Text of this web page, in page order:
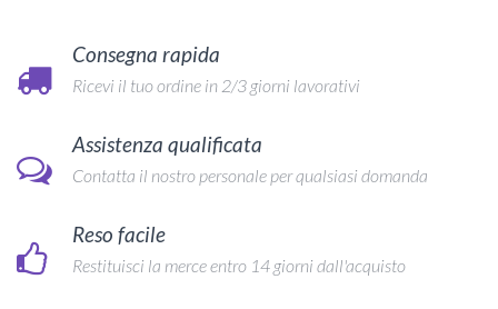
Consegna rapida
Ricevi il tuo ordine in 2/3 giorni lavorativi
Assistenza qualificata
Contatta il nostro personale per qualsiasi domanda
Reso facile
Restituisci la merce entro 14 giorni dall'acquisto